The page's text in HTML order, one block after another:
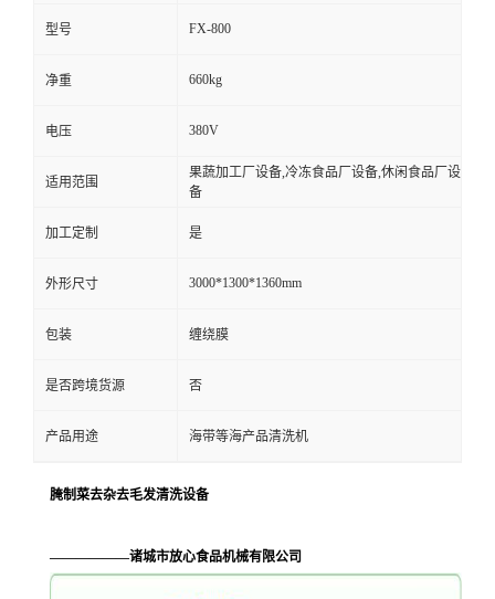
型号 FX-800
净重 660kg
电压 380V
适用范围
果蔬加工厂设备,冷冻食品厂设备,休闲食品厂设
备
加工定制 是
外形尺寸 3000*1300*1360mm
包装 缠绕膜
是否跨境货源 否
产品用途 海带等海产品清洗机
腌制菜去杂去毛发清洗设备
——————诸城市放心食品机械有限公司